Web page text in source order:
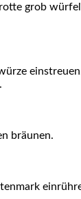
grob
bräunen.